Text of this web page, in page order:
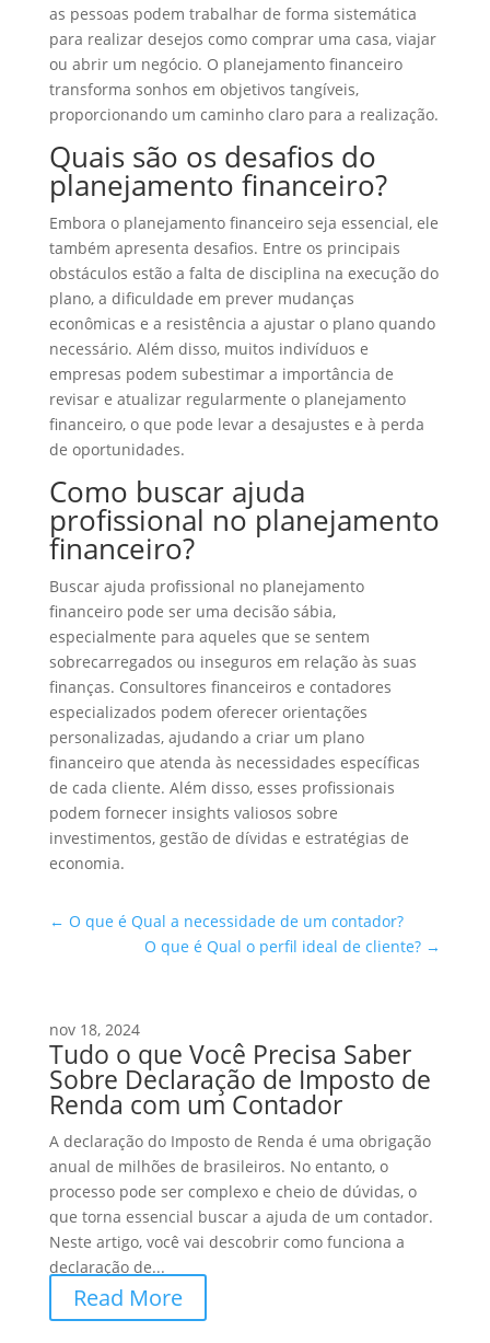
as pessoas podem trabalhar de forma sistemática
para realizar desejos como comprar uma casa, viajar
ou abrir um negócio. O planejamento financeiro
transforma sonhos em objetivos tangíveis,
proporcionando um caminho claro para a realização.
Quais são os desafios do
planejamento financeiro?
Embora o planejamento financeiro seja essencial, ele
também apresenta desafios. Entre os principais
obstáculos estão a falta de disciplina na execução do
plano, a dificuldade em prever mudanças
econômicas e a resistência a ajustar o plano quando
necessário. Além disso, muitos indivíduos e
empresas podem subestimar a importância de
revisar e atualizar regularmente o planejamento
financeiro, o que pode levar a desajustes e à perda
de oportunidades.
Como buscar ajuda
profissional no planejamento
financeiro?
Buscar ajuda profissional no planejamento
financeiro pode ser uma decisão sábia,
especialmente para aqueles que se sentem
sobrecarregados ou inseguros em relação às suas
finanças. Consultores financeiros e contadores
especializados podem oferecer orientações
personalizadas, ajudando a criar um plano
financeiro que atenda às necessidades específicas
de cada cliente. Além disso, esses profissionais
podem fornecer insights valiosos sobre
investimentos, gestão de dívidas e estratégias de
economia.
← O que é Qual a necessidade de um contador?
O que é Qual o perfil ideal de cliente? →
nov 18, 2024
Tudo o que Você Precisa Saber
Sobre Declaração de Imposto de
Renda com um Contador
A declaração do Imposto de Renda é uma obrigação
anual de milhões de brasileiros. No entanto, o
processo pode ser complexo e cheio de dúvidas, o
que torna essencial buscar a ajuda de um contador.
Neste artigo, você vai descobrir como funciona a
declaração de...
Read More